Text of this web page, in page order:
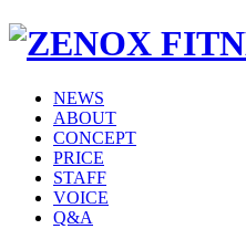
NEWS
ABOUT
CONCEPT
PRICE
STAFF
VOICE
Q&A